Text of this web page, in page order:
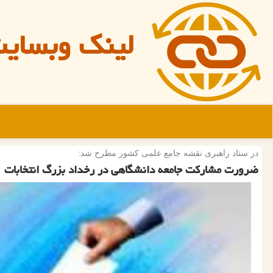
لینک
در ستاد راهبری نقشه جامع علمی كشور مطرح شد:
ضرورت مشاركت جامعه دانشگاهی در رخداد بزرگ انتخابات